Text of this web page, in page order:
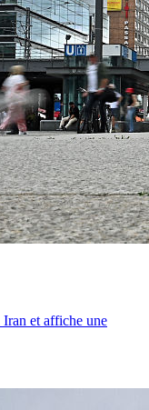
Iran et affiche une